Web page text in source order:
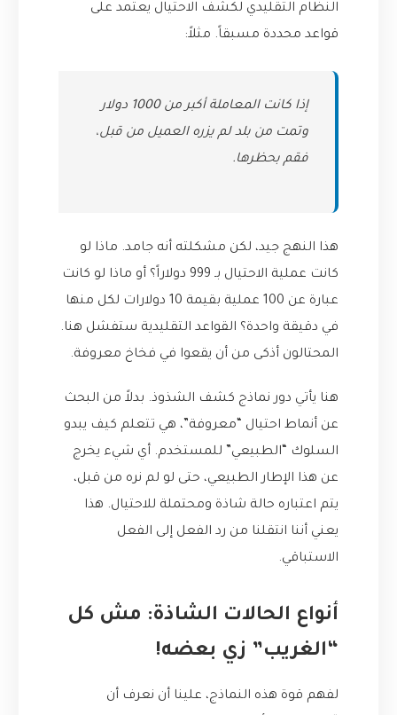
النظام التقليدي لكشف الاحتيال يعتمد على
قواعد محددة مسبقاً. مثلاً:
إذا كانت المعاملة أكبر من 1000 دولار
وتمت من بلد لم يزره العميل من قبل،
فقم بحظرها.
هذا النهج جيد، لكن مشكلته أنه جامد. ماذا لو
كانت عملية الاحتيال بـ 999 دولاراً؟ أو ماذا لو كانت
عبارة عن 100 عملية بقيمة 10 دولارات لكل منها
في دقيقة واحدة؟ القواعد التقليدية ستفشل هنا.
المحتالون أذكى من أن يقعوا في فخاخ معروفة.
هنا يأتي دور نماذج كشف الشذوذ. بدلاً من البحث
عن أنماط احتيال “معروفة”، هي تتعلم كيف يبدو
السلوك “الطبيعي” للمستخدم. أي شيء يخرج
عن هذا الإطار الطبيعي، حتى لو لم نره من قبل،
يتم اعتباره حالة شاذة ومحتملة للاحتيال. هذا
يعني أننا انتقلنا من رد الفعل إلى الفعل
الاستباقي.
أنواع الحالات الشاذة: مش كل
“الغريب” زي بعضه!
لفهم قوة هذه النماذج، علينا أن نعرف أن